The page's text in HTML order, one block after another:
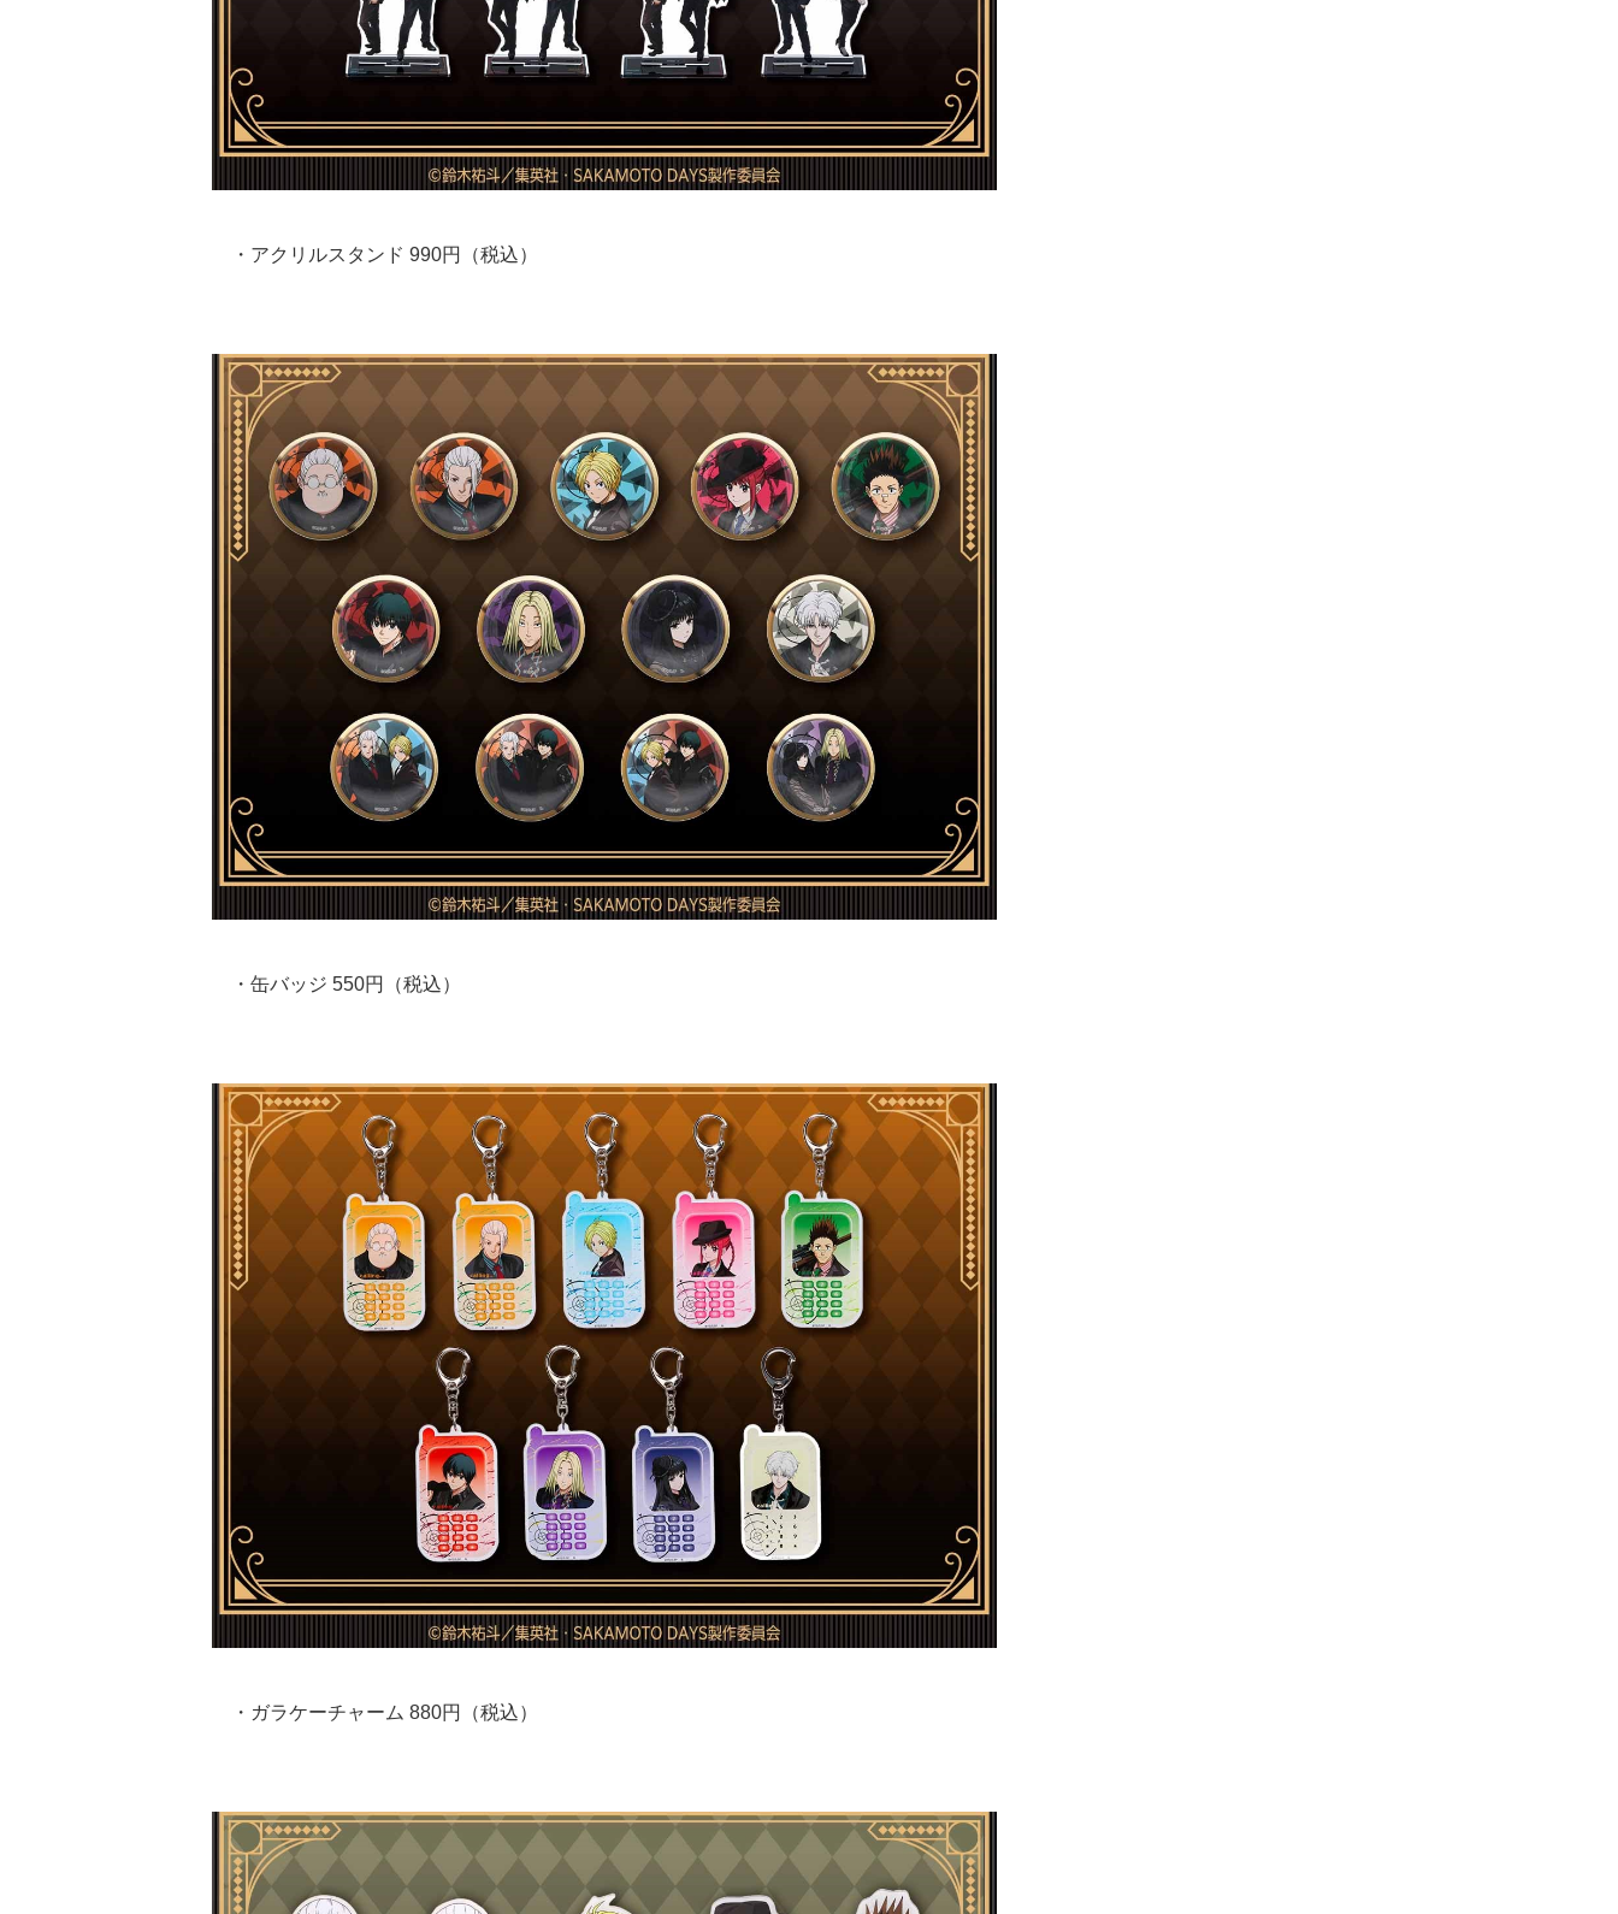
・アクリルスタンド 990円（税込）
・缶バッジ 550円（税込）
・ガラケーチャーム 880円（税込）